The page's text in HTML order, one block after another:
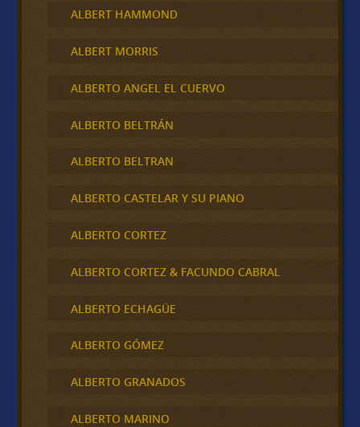
ALBERT HAMMOND
ALBERT MORRIS
ALBERTO ANGEL EL CUERVO
ALBERTO BELTRÁN
ALBERTO BELTRAN
ALBERTO CASTELAR Y SU PIANO
ALBERTO CORTEZ
ALBERTO CORTEZ & FACUNDO CABRAL
ALBERTO ECHAGÜE
ALBERTO GÓMEZ
ALBERTO GRANADOS
ALBERTO MARINO